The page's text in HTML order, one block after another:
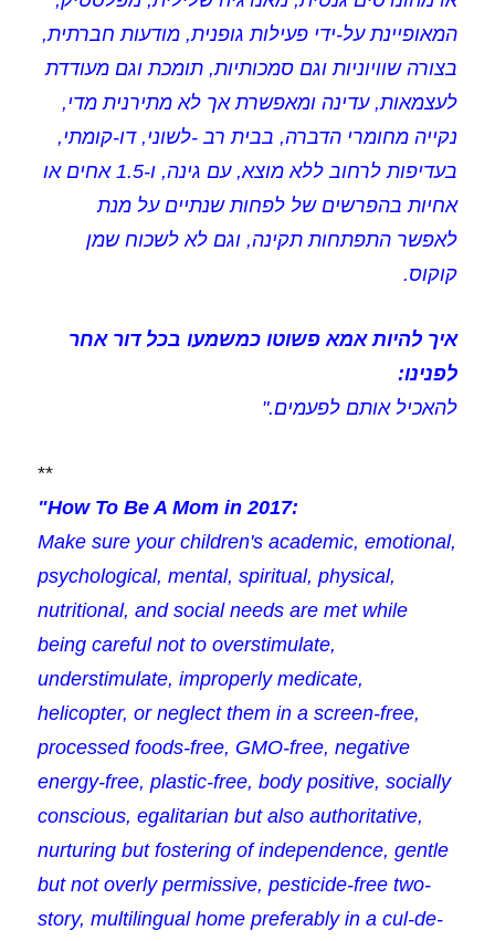
המאופיינת על-ידי פעילות גופנית, מודעות חברתית,
בצורה שוויוניות וגם סמכותיות, תומכת וגם מעודדת
לעצמאות, עדינה ומאפשרת אך לא מתירנית מדי,
נקייה מחומרי הדברה, בבית רב -לשוני, דו-קומתי,
בעדיפות לרחוב ללא מוצא, עם גינה, ו-1.5 אחים או
אחיות בהפרשים של לפחות שנתיים על מנת
לאפשר התפתחות תקינה, וגם לא לשכוח שמן
קוקוס.
איך להיות אמא פשוטו כמשמעו בכל דור אחר
לפנינו:
להאכיל אותם לפעמים."
**
"How To Be A Mom in 2017:
Make sure your children's academic, emotional,
psychological, mental, spiritual, physical,
nutritional, and social needs are met while
being careful not to overstimulate,
understimulate, improperly medicate,
helicopter, or neglect them in a screen-free,
processed foods-free, GMO-free, negative
energy-free, plastic-free, body positive, socially
conscious, egalitarian but also authoritative,
nurturing but fostering of independence, gentle
but not overly permissive, pesticide-free two-
story, multilingual home preferably in a cul-de-